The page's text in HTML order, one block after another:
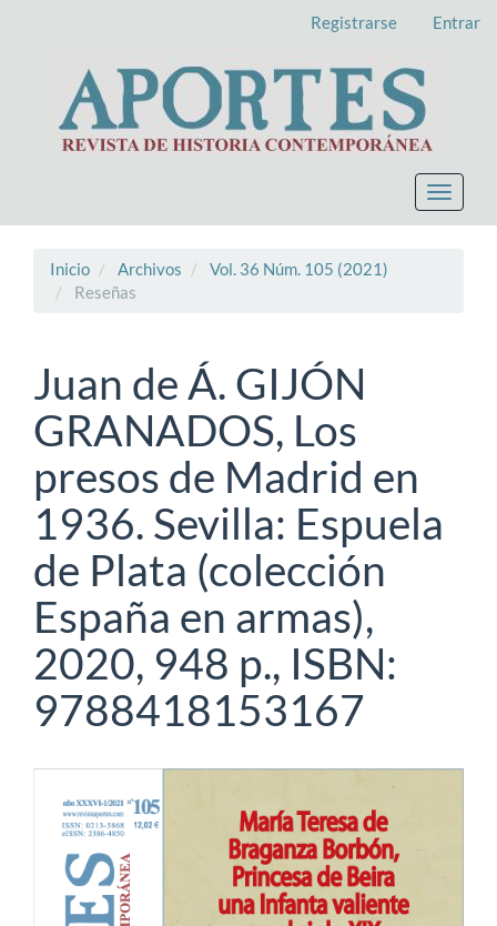
principal
Barra
lateral
Registrarse Entrar
Toggle
Inicio Archivos
Vol. 36 Núm. 105 (2021)
Reseñas
Juan de Á. GIJÓN
GRANADOS, Los
presos de Madrid en
1936. Sevilla: Espuela
de Plata (colección
España en armas),
2020, 948 p., ISBN:
9788418153167
lateral
del
artículo